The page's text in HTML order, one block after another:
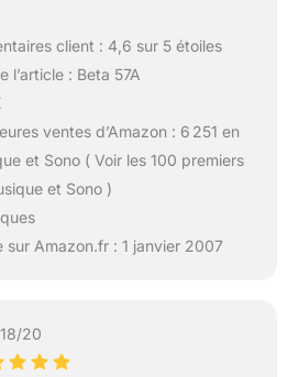
client : 4,6 sur 5 étoiles
l’article : Beta 57A
ventes d’Amazon : 6 251 en
et Sono ( Voir les 100 premiers
et Sono )
sur Amazon.fr : 1 janvier 2007
20